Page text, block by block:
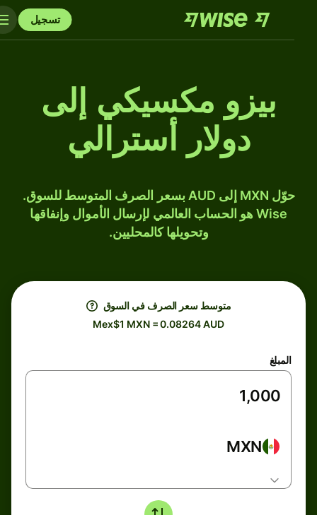
تسجيل
بيزو مكسيكي إلى
دولار أسترالي
حوّل MXN إلى AUD بسعر الصرف المتوسط للسوق.
Wise هو الحساب العالمي لإرسال الأموال وإنفاقها
وتحويلها كالمحليين.
متوسط ​​سعر الصرف في السوق
Mex$1 MXN = 0.08264 AUD
المبلغ
MXN